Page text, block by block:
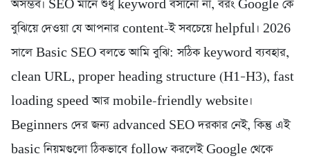
অসম্ভব। SEO মানে শুধু keyword বসানো না, বরং Google কে
বুঝিয়ে দেওয়া যে আপনার content-ই সবচেয়ে helpful। 2026
সালে Basic SEO বলতে আমি বুঝি: সঠিক keyword ব্যবহার,
clean URL, proper heading structure (H1–H3), fast
loading speed আর mobile-friendly website।
Beginners দের জন্য advanced SEO দরকার নেই, কিন্তু এই
basic নিয়মগুলো ঠিকভাবে follow করলেই Google থেকে